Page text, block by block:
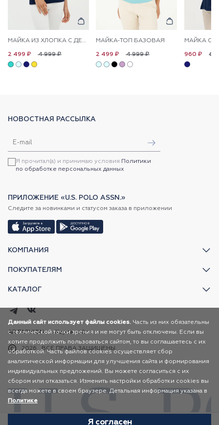
МАЙКА ИЗ ХЛОПКА С ДЕКОРАТИВНЫМИ ПУГОВИЦАМИ
4 999 ₽
2 499 ₽
МАЙКА-ТОП БАЗОВАЯ
4 999 ₽
2 499 ₽ 6
960 ₽
КОМПАНИЯ
ПОКУПАТЕЛЯМ
КАТАЛОГ
НОВОСТНАЯ РАССЫЛКА
Я прочитал(а) и принимаю условия Политики
по обработке персональных данных
ПРИЛОЖЕНИЕ «U.S. POLO ASSN.»
Следите за новинками и статусом заказа в приложении
2026 ВСЕ ПРАВА ЗАЩИЩЕНЫ
AR FASHION Карта сайта
Данный сайт использует файлы cookies. Часть из них обязательны
с технической точки зрения и не могут быть отключены. Если вы
хотите продолжить пользоваться сайтом, то вы соглашаетесь с их
обработкой. Часть файлов cookies осуществляет сбор
аналитической информации для улучшения сайта и формирования
индивидуальных предложений. Вы можете согласиться с их
сбором или отказаться. Изменить настройки обработки cookies вы
всегда можете в своем браузере. Детальная информация указана в
Политике
Я согласен